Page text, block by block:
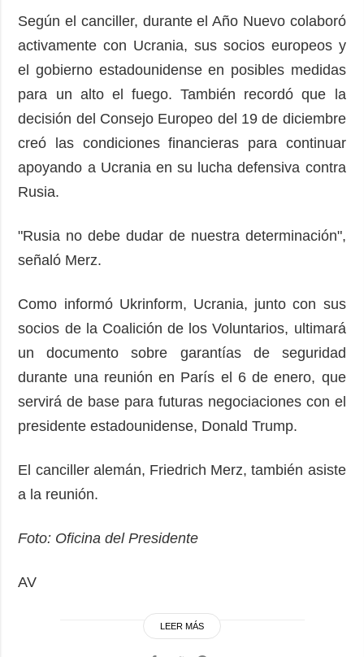
Según el canciller, durante el Año Nuevo colaboró
activamente con Ucrania, sus socios europeos y
el gobierno estadounidense en posibles medidas
para un alto el fuego. También recordó que la
decisión del Consejo Europeo del 19 de diciembre
creó las condiciones financieras para continuar
apoyando a Ucrania en su lucha defensiva contra
Rusia.
"Rusia no debe dudar de nuestra determinación",
señaló Merz.
Como informó Ukrinform, Ucrania, junto con sus
socios de la Coalición de los Voluntarios, ultimará
un documento sobre garantías de seguridad
durante una reunión en París el 6 de enero, que
servirá de base para futuras negociaciones con el
presidente estadounidense, Donald Trump.
El canciller alemán, Friedrich Merz, también asiste
a la reunión.
Foto: Oficina del Presidente
AV
LEER MÁS